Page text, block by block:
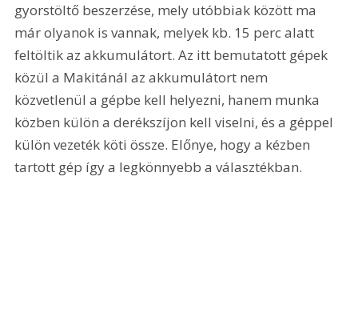
gyorstöltő beszerzése, mely utóbbiak között ma
már olyanok is vannak, melyek kb. 15 perc alatt
feltöltik az akkumulátort. Az itt bemutatott gépek
közül a Makitánál az akkumulátort nem
közvetlenül a gépbe kell helyezni, hanem munka
közben külön a derékszíjon kell viselni, és a géppel
külön vezeték köti össze. Előnye, hogy a kézben
tartott gép így a legkönnyebb a választékban.